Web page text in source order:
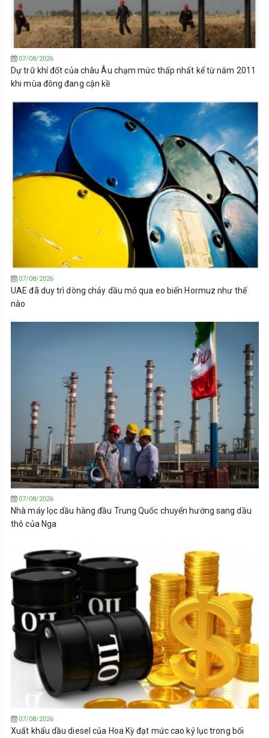
07/08/2026
Dự trữ khí đốt của châu Âu chạm mức thấp nhất kể từ năm 2011
khi mùa đông đang cận kề
07/08/2026
UAE đã duy trì dòng chảy dầu mỏ qua eo biển Hormuz như thế
nào
07/08/2026
Nhà máy lọc dầu hàng đầu Trung Quốc chuyển hướng sang dầu
thô của Nga
07/08/2026
Xuất khẩu dầu diesel của Hoa Kỳ đạt mức cao kỷ lục trong bối